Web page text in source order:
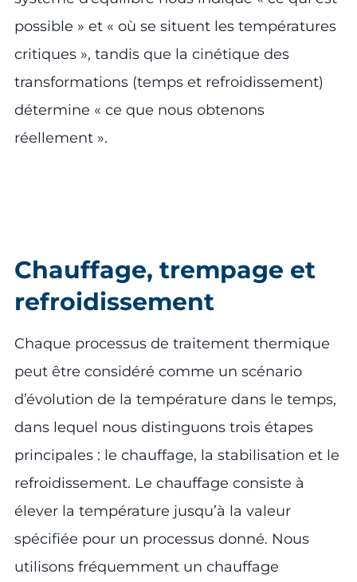
possible » et « où se situent les températures
critiques », tandis que la cinétique des
transformations (temps et refroidissement)
détermine « ce que nous obtenons
réellement ».
Chauffage, trempage et
refroidissement
Chaque processus de traitement thermique
peut être considéré comme un scénario
d’évolution de la température dans le temps,
dans lequel nous distinguons trois étapes
principales : le chauffage, la stabilisation et le
refroidissement. Le chauffage consiste à
élever la température jusqu’à la valeur
spécifiée pour un processus donné. Nous
utilisons fréquemment un chauffage